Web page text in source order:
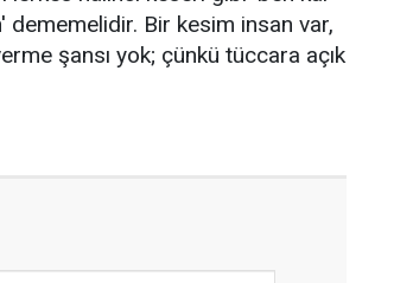
dememelidir. Bir kesim insan var,
şansı yok; çünkü tüccara açık